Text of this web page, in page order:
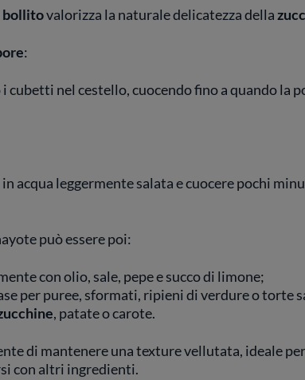
bollitovalorizza la naturale delicatezza della
:
cubetti nel cestello, cuocendo fino a quando la
acqua leggermente salata e cuocere pochi
può essere poi:
con olio, sale, pepe e succo di limone;
per puree, sformati, ripieni di verdure o torte
, patate o carote.
di mantenere una texture vellutata, ideale
con altri ingredienti.